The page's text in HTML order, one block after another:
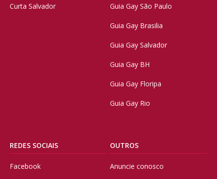
Curta Salvador Guia Gay São Paulo
Guia Gay Brasilia
Guia Gay Salvador
Guia Gay BH
Guia Gay Floripa
Guia Gay Rio
REDES SOCIAIS
Facebook
OUTROS
Anuncie conosco